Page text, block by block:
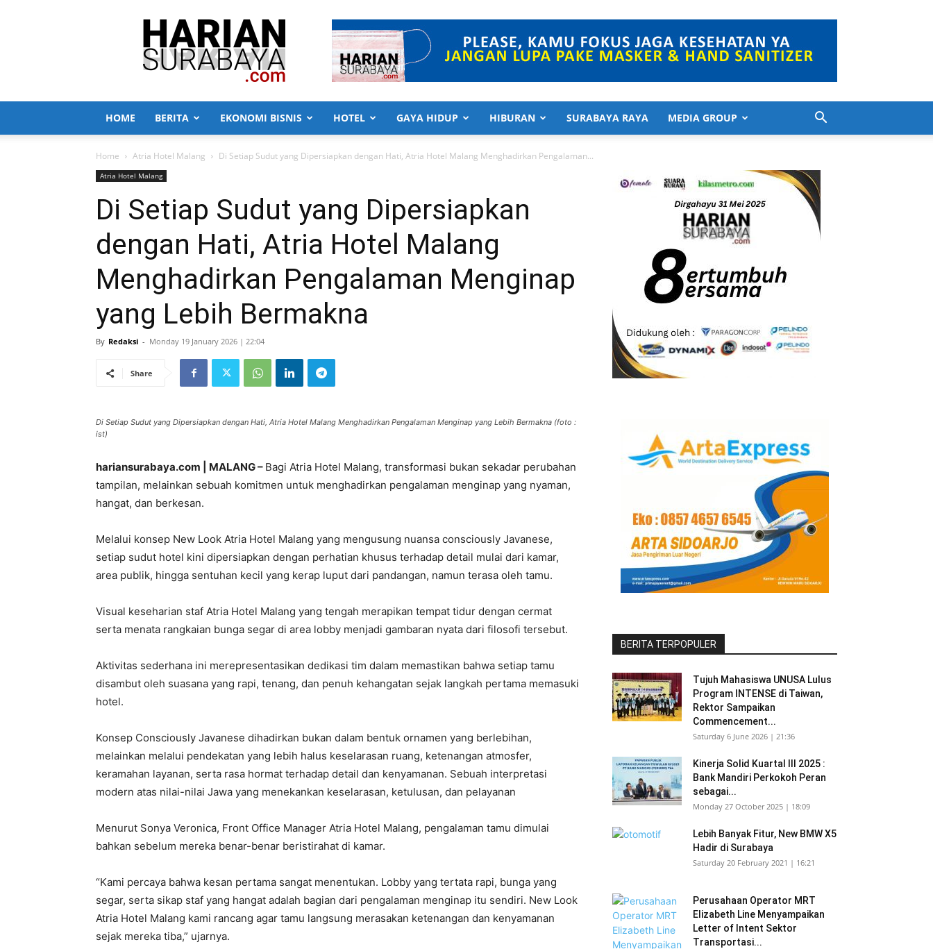
Harian
Surabaya
HOME BERITA EKONOMI BISNIS HOTEL GAYA HIDUP HIBURAN SURABAYA RAYA MEDIA GROUP
Home Atria Hotel Malang Di Setiap Sudut yang Dipersiapkan dengan Hati, Atria Hotel Malang Menghadirkan Pengalaman...
Atria Hotel Malang
Di Setiap Sudut yang Dipersiapkan
dengan Hati, Atria Hotel Malang
Menghadirkan Pengalaman Menginap
yang Lebih Bermakna
By Redaksi - Monday 19 January 2026 | 22:04
Share
Di Setiap Sudut yang Dipersiapkan dengan Hati, Atria Hotel Malang Menghadirkan Pengalaman Menginap yang Lebih Bermakna (foto :
ist)
hariansurabaya.com | MALANG – Bagi Atria Hotel Malang, transformasi bukan sekadar perubahan
tampilan, melainkan sebuah komitmen untuk menghadirkan pengalaman menginap yang nyaman,
hangat, dan berkesan.
Melalui konsep New Look Atria Hotel Malang yang mengusung nuansa consciously Javanese,
setiap sudut hotel kini dipersiapkan dengan perhatian khusus terhadap detail mulai dari kamar,
area publik, hingga sentuhan kecil yang kerap luput dari pandangan, namun terasa oleh tamu.
Visual keseharian staf Atria Hotel Malang yang tengah merapikan tempat tidur dengan cermat
serta menata rangkaian bunga segar di area lobby menjadi gambaran nyata dari filosofi tersebut.
Aktivitas sederhana ini merepresentasikan dedikasi tim dalam memastikan bahwa setiap tamu
disambut oleh suasana yang rapi, tenang, dan penuh kehangatan sejak langkah pertama memasuki
hotel.
Konsep Consciously Javanese dihadirkan bukan dalam bentuk ornamen yang berlebihan,
melainkan melalui pendekatan yang lebih halus keselarasan ruang, ketenangan atmosfer,
keramahan layanan, serta rasa hormat terhadap detail dan kenyamanan. Sebuah interpretasi
modern atas nilai-nilai Jawa yang menekankan keselarasan, ketulusan, dan pelayanan
Menurut Sonya Veronica, Front Office Manager Atria Hotel Malang, pengalaman tamu dimulai
bahkan sebelum mereka benar-benar beristirahat di kamar.
“Kami percaya bahwa kesan pertama sangat menentukan. Lobby yang tertata rapi, bunga yang
segar, serta sikap staf yang hangat adalah bagian dari pengalaman menginap itu sendiri. New Look
Atria Hotel Malang kami rancang agar tamu langsung merasakan ketenangan dan kenyamanan
sejak mereka tiba,” ujarnya.
BERITA TERPOPULER
Tujuh Mahasiswa UNUSA Lulus
Program INTENSE di Taiwan,
Rektor Sampaikan
Commencement...
Saturday 6 June 2026 | 21:36
Kinerja Solid Kuartal III 2025 :
Bank Mandiri Perkokoh Peran
sebagai...
Monday 27 October 2025 | 18:09
Lebih Banyak Fitur, New BMW X5
Hadir di Surabaya
Saturday 20 February 2021 | 16:21
Perusahaan Operator MRT
Elizabeth Line Menyampaikan
Letter of Intent Sektor
Transportasi...